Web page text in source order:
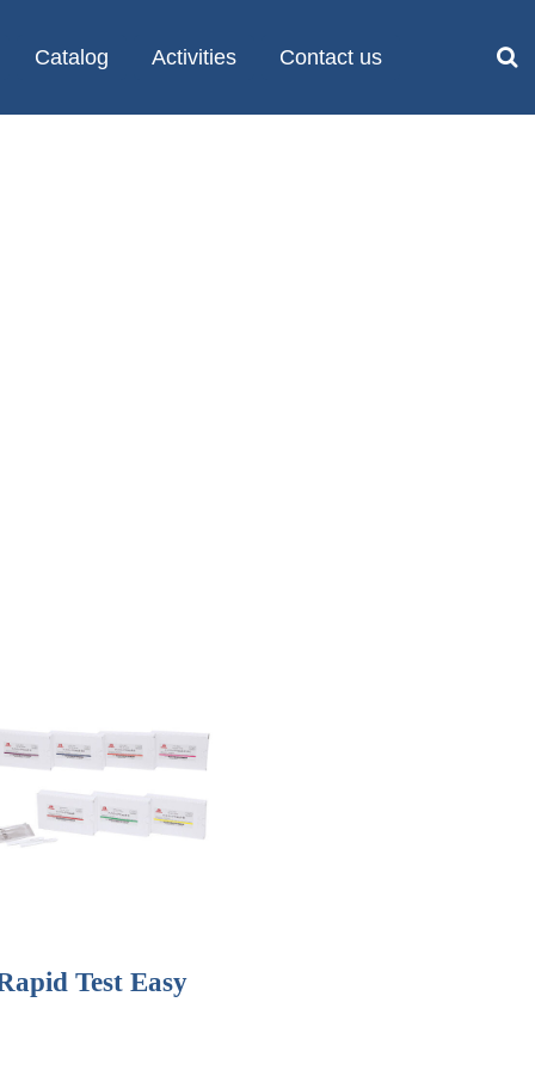
Catalog Activities Contact us
Test Easy